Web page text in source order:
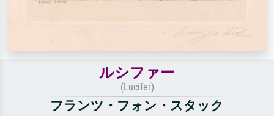
ルシファー
(Lucifer)
フランツ・フォン・スタック